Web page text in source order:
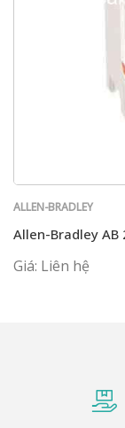
ALLEN-BRADLEY
Allen-Bradley AB
Giá: Liên hệ